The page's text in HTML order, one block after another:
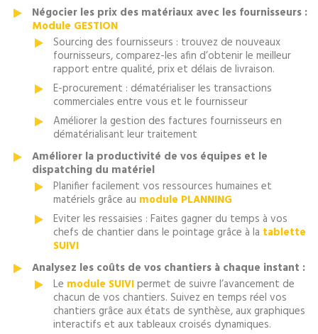
Négocier les prix des matériaux avec les fournisseurs :
Module GESTION
Sourcing des fournisseurs : trouvez de nouveaux
fournisseurs, comparez-les afin d’obtenir le meilleur
rapport entre qualité, prix et délais de livraison.
E-procurement : dématérialiser les transactions
commerciales entre vous et le fournisseur
Améliorer la gestion des factures fournisseurs en
dématérialisant leur traitement
Améliorer la productivité de vos équipes et le
dispatching du matériel
Planifier facilement vos ressources humaines et
matériels grâce au module PLANNING
Eviter les ressaisies : Faites gagner du temps à vos
chefs de chantier dans le pointage grâce à la tablette
SUIVI
Analysez les coûts de vos chantiers à chaque instant :
Le module SUIVIpermet de suivre l’avancement de
chacun de vos chantiers. Suivez en temps réel vos
chantiers grâce aux états de synthèse, aux graphiques
interactifs et aux tableaux croisés dynamiques.